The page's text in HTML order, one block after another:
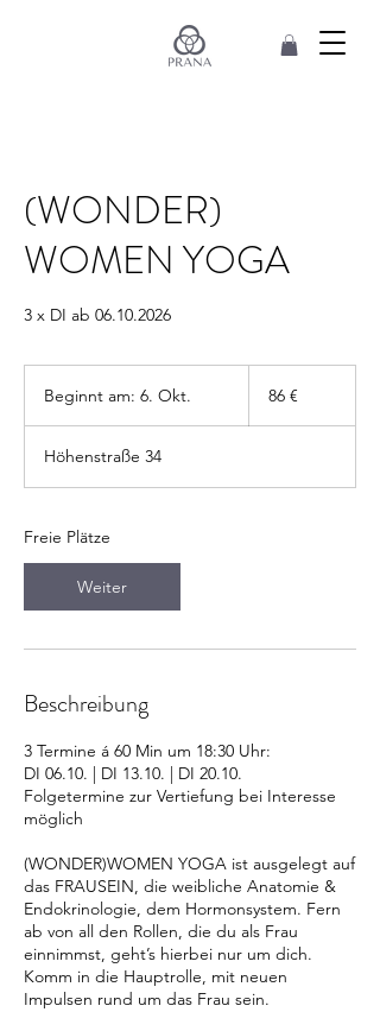
(WONDER)
WOMEN YOGA
3 x DI ab 06.10.2026
Beginnt am: 6. Okt.
n
.
86 €
Höhenstraße 34
Freie Plätze
Weiter
Beschreibung
3 Termine á 60 Min um 18:30 Uhr:
DI 06.10. | DI 13.10. | DI 20.10.
Folgetermine zur Vertiefung bei Interesse
möglich
(WONDER)WOMEN YOGA ist ausgelegt auf
das FRAUSEIN, die weibliche Anatomie &
Endokrinologie, dem Hormonsystem. Fern
ab von all den Rollen, die du als Frau
einnimmst, geht’s hierbei nur um dich.
Komm in die Hauptrolle, mit neuen
Impulsen rund um das Frau sein.